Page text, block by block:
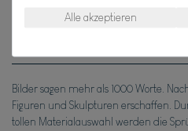
Bilder sagen mehr als 1000 Worte.
Figuren und Skulpturen erschaffen.
tollen Materialauswahl werden die
Alle akzeptieren